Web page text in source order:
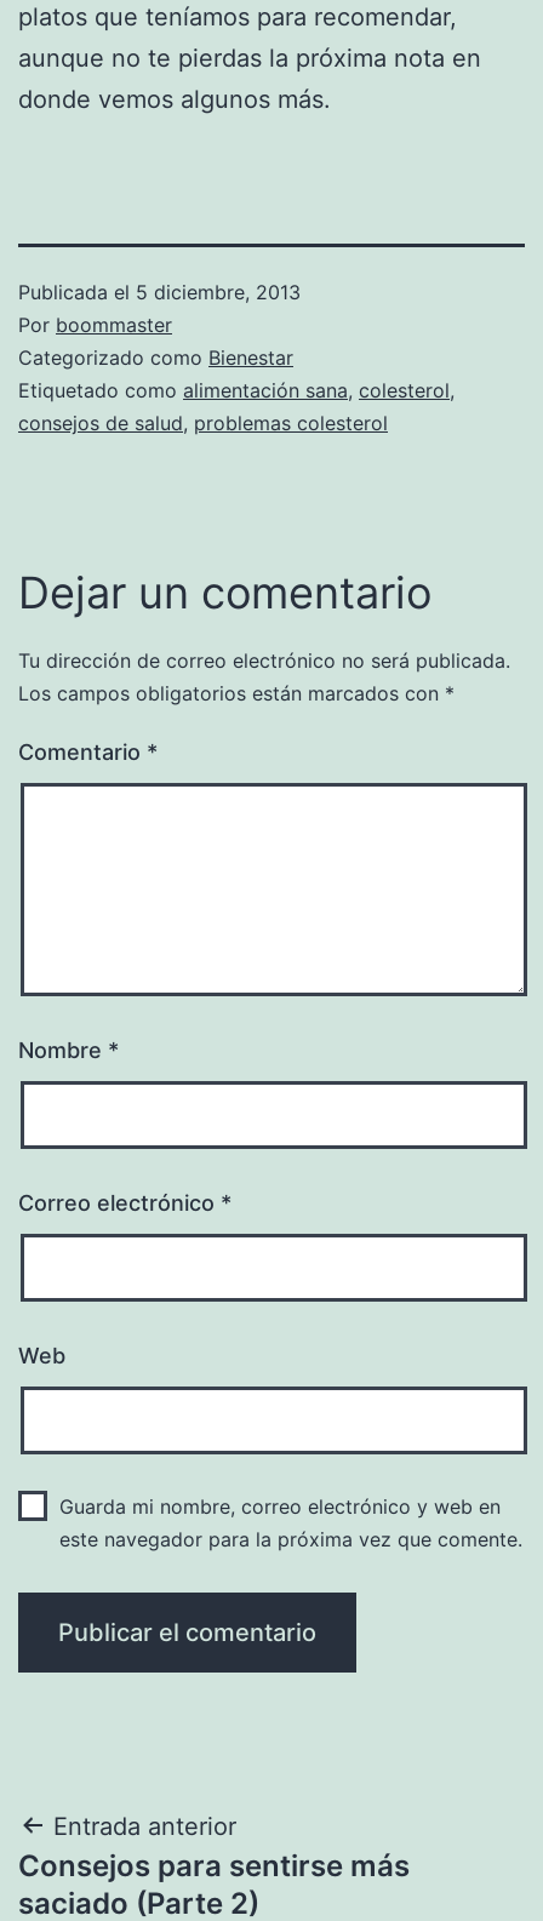
platos que teníamos para recomendar,
aunque no te pierdas la próxima nota en
donde vemos algunos más.
Publicada el 5 diciembre, 2013
Por boommaster
Categorizado como Bienestar
Etiquetado como alimentación sana, colesterol,
consejos de salud, problemas colesterol
Dejar un comentario
Tu dirección de correo electrónico no será publicada.
Los campos obligatorios están marcados con *
Comentario *
Nombre *
Correo electrónico *
Web
Guarda mi nombre, correo electrónico y web en
este navegador para la próxima vez que comente.
Navegación
de
Entrada anterior
Consejos para sentirse más
saciado (Parte 2)